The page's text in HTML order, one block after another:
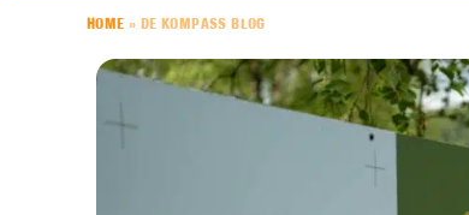
HOME » DE KOMPASS BLOG